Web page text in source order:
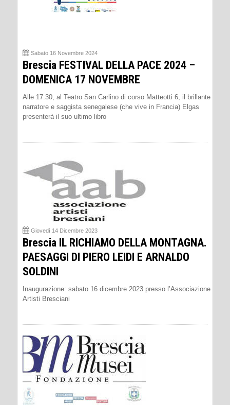
Sabato 16 Novembre 2024
Brescia FESTIVAL DELLA PACE 2024 –
DOMENICA 17 NOVEMBRE
Alle 17.30, al Teatro San Carlino di corso Matteotti 6, il brillante
narratore e saggista senegalese (che vive in Francia) Elgas
presenterà il suo ultimo libro
Giovedì 14 Dicembre 2023
Brescia IL RICHIAMO DELLA MONTAGNA.
PAESAGGI DI PIERO LEIDI E ARNALDO
SOLDINI
Inaugurazione: sabato 16 dicembre 2023 presso l’Associazione
Artisti Bresciani